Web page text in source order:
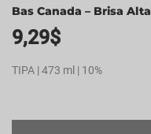
Bas Canada – Brisa Alta
9,29$
TIPA | 473 ml | 10%